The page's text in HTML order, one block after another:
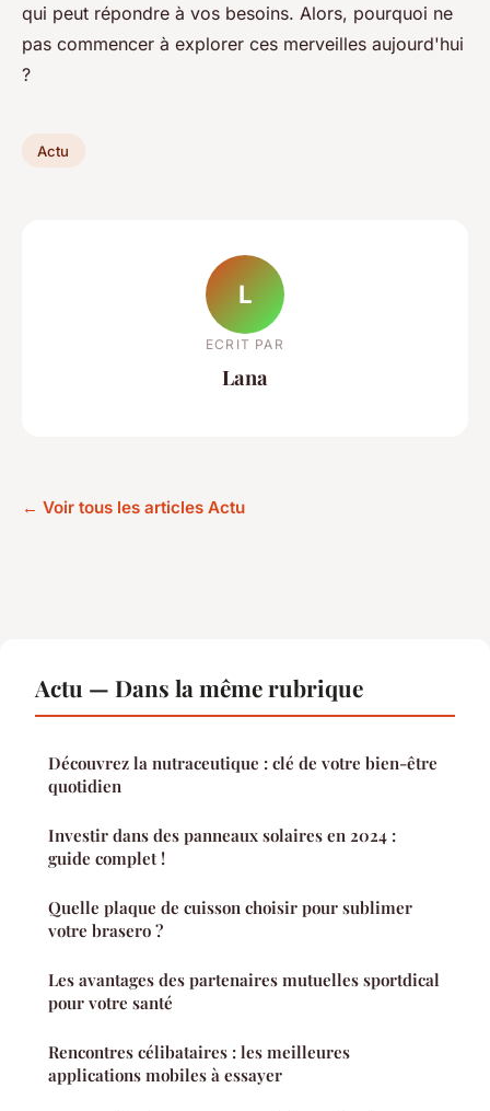
qui peut répondre à vos besoins. Alors, pourquoi ne
pas commencer à explorer ces merveilles aujourd'hui
?
Actu
L
ECRIT PAR
Lana
← Voir tous les articles Actu
Actu — Dans la même rubrique
Découvrez la nutraceutique : clé de votre bien-être
quotidien
Investir dans des panneaux solaires en 2024 :
guide complet !
Quelle plaque de cuisson choisir pour sublimer
votre brasero ?
Les avantages des partenaires mutuelles sportdical
pour votre santé
Rencontres célibataires : les meilleures
applications mobiles à essayer